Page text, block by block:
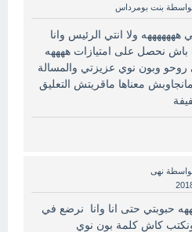
بنت بومرداس
هههههههه ولا انتي الرئيس وانا
باش نحصل على امتيازات ههههه
روحو وبون نوي عزيزتي والمسالة
معناها ماقريتش التعليق
نهى
حبوبتي حتى انا وانا نرضع في
ونكتب كاش كلمة بون نوي